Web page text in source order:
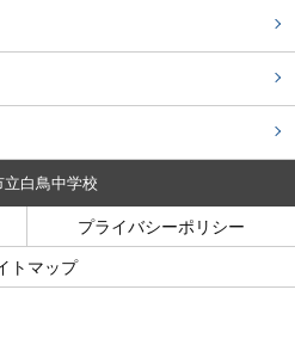
立白鳥中学校
プライバシーポリシー
トマップ